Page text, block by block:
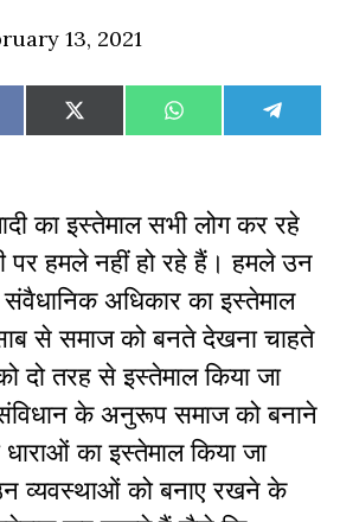
13, 2021
Share
on
X
(Twitter)
Share
on
WhatsAppShare
on
का इस्तेमाल सभी लोग कर रहे
हमले नहीं हो रहे हैं। हमले उन
अधिकार का इस्तेमाल
से समाज को बनते देखना चाहते
दो तरह से इस्तेमाल किया जा
के अनुरूप समाज को बनाने
का इस्तेमाल किया जा
व्यवस्थाओं को बनाए रखने के